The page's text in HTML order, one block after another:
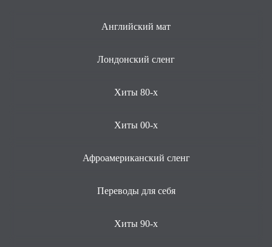
Английский мат
Лондонский сленг
Хиты 80-х
Хиты 00-х
Афроамериканский сленг
Переводы для себя
Хиты 90-х